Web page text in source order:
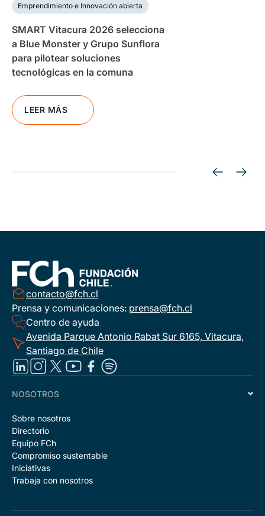
Emprendimiento e Innovación abierta
SMART Vitacura 2026 selecciona
a Blue Monster y Grupo Sunflora
para pilotear soluciones
tecnológicas en la comuna
LEER MÁS
contacto@fch.cl
Prensa y comunicaciones: prensa@fch.cl
Centro de ayuda
Avenida Parque Antonio Rabat Sur 6165, Vitacura,
Santiago de Chile
NOSOTROS
Sobre nosotros
Directorio
Equipo FCh
Compromiso sustentable
Iniciativas
Trabaja con nosotros